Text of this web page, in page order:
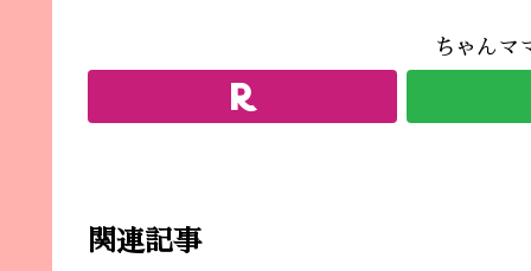
ちゃんマ
関連記事